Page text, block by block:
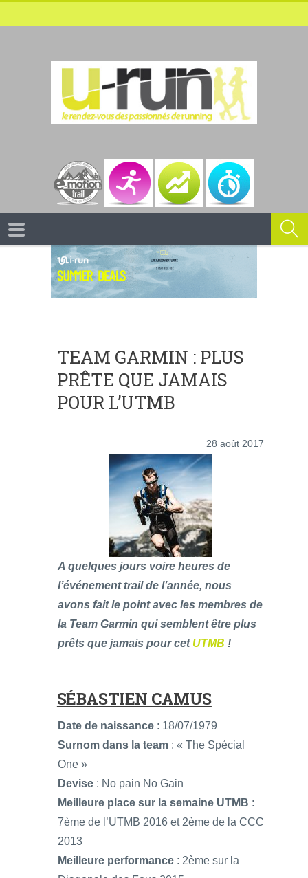
TEAM GARMIN : PLUS
PRÊTE QUE JAMAIS
POUR L’UTMB
28 août 2017
A quelques jours voire heures de
l’événement trail de l’année, nous
avons fait le point avec les membres de
la Team Garmin qui semblent être plus
prêts que jamais pour cet UTMB !
SÉBASTIEN CAMUS
Date de naissance : 18/07/1979
Surnom dans la team : « The Spécial
One »
Devise : No pain No Gain
Meilleure place sur la semaine UTMB :
7ème de l’UTMB 2016 et 2ème de la CCC
2013
Meilleure performance : 2ème sur la